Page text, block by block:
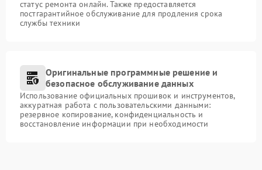
статус ремонта онлайн. Также предоставляется
постгарантийное обслуживание для продления срока
службы техники
Оригинальные программные решение и
безопасное обслуживание данных
Использование официальных прошивок и инструментов,
аккуратная работа с пользовательскими данными:
резервное копирование, конфиденциальность и
восстановление информации при необходимости